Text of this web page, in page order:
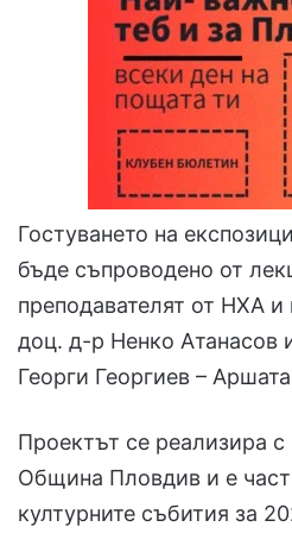
Гостуването на
бъде съпроводено от
преподавателят от НХА и
доц. д-р Ненко Атанасов
Георги Георгиев –
Проектът се реализира с
Община Пловдив и е
културните събития за